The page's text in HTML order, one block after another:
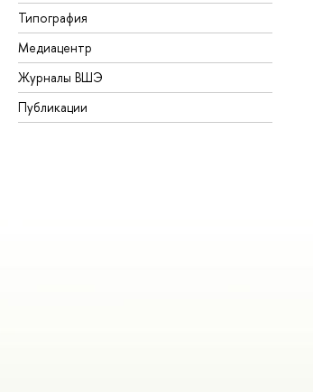
Типография
Медиацентр
Журналы ВШЭ
Публикации